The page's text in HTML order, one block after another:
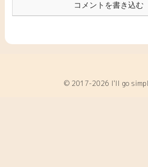
コメントを書き込む
© 2017-2026 I'll go